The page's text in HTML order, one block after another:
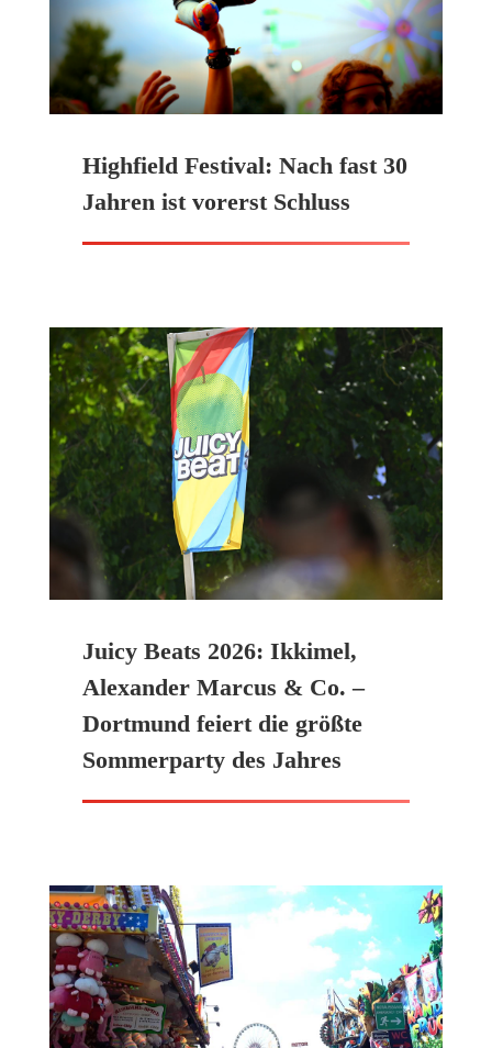
Highfield Festival: Nach fast 30
Jahren ist vorerst Schluss
Juicy Beats 2026: Ikkimel,
Alexander Marcus & Co. –
Dortmund feiert die größte
Sommerparty des Jahres